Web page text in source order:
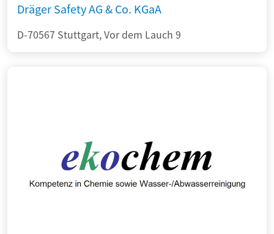
Dräger Safety AG & Co. KGaA
D-70567 Stuttgart, Vor dem Lauch 9